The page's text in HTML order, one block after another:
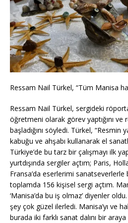
Ressam Nail Türkel, “Tüm Manisa
Ressam Nail Türkel, sergideki
öğretmeni olarak görev yaptığını ve
başladığını söyledi. Türkel, “Resmin
kabuğu ve ahşabı kullanarak el
Türkiye’de bu tarz bir çalışmayı ilk
yurtdışında sergiler açtım; Paris,
Fransa’da eserlerimi
toplamda 156 kişisel sergi açtım.
‘Manisa’da bu iş olmaz’ diyenler
şey çok güzel ilerledi. Manisa’yı ve
burada iki farklı sanat dalını bir